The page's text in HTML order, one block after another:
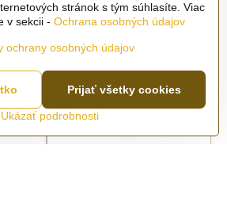
stránok s tým súhlasíte. Viac
v sekcii - Ochrana osobných údajov
ochrany osobných údajov
Ukázať podrobnosti
Prijať všetky cookies